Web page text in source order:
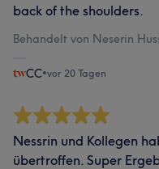
back of the shoulders.
Behandelt von Neserin
CC•vor 20 Tagen
Nessrin und Kollegen
übertroffen. Super